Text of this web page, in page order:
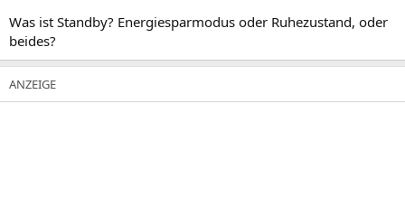
Was ist Standby? Energiesparmodus oder Ruhezustand, oder
beides?